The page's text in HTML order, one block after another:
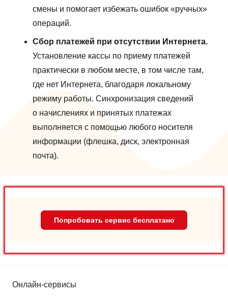
смены и помогает избежать ошибок «ручных»
операций.
Сбор платежей при отсутствии Интернета.
Установление кассы по приему платежей
практически в любом месте, в том числе там,
где нет Интернета, благодаря локальному
режиму работы. Синхронизация сведений
о начислениях и принятых платежах
выполняется с помощью любого носителя
информации (флешка, диск, электронная
почта).
Попробовать сервис бесплатано
Онлайн-сервисы